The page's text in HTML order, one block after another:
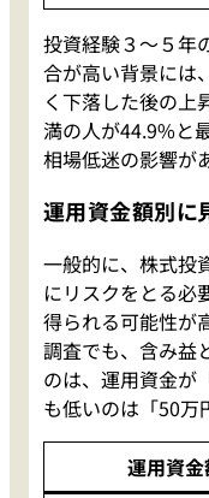
投資経験３～５年
合が高い背景には
く下落した後の上
満の人が44.9%と
相場低迷の影響が
運用資金額別に
一般的に、株式投
にリスクをとる必
得られる可能性が
調査でも、含み益
のは、運用資金が
も低いのは「50万
運用資